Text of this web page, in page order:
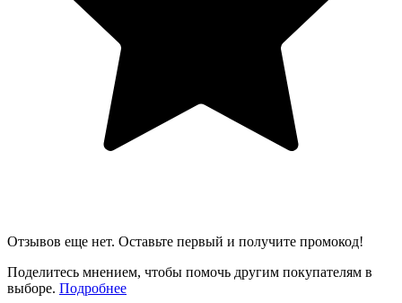
Отзывов еще нет. Оставьте первый и получите промокод!
Поделитесь мнением, чтобы помочь другим покупателям в
выборе. Подробнее